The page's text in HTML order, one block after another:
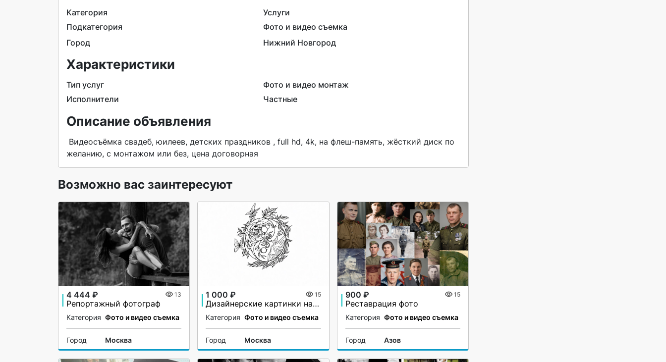
Категория
Услуги
Подкатегория
Фото и видео съемка
Город
Нижний Новгород
Характеристики
Тип услуг
Фото и видео монтаж
Исполнители
Частные
Описание объявления
желанию, с монтажом или без, цена договорная
Возможно вас заинтересуют
4 444 ₽ 13
Репортажный фотограф
Категория Фото и видео съемка
Город Москва
1 000 ₽ 15
Дизайнерские картинки на заказ
Категория Фото и видео съемка
Город Москва
900 ₽ 15
Реставрация фото
Категория Фото и видео съемка
Город Азов